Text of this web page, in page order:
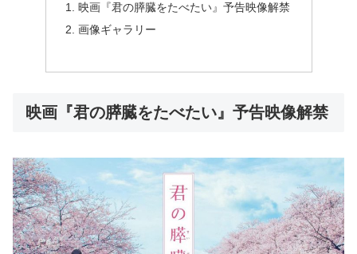
映画『君の膵臓をたべたい』予告映像解禁
画像ギャラリー
映画『君の膵臓をたべたい』予告映像解禁